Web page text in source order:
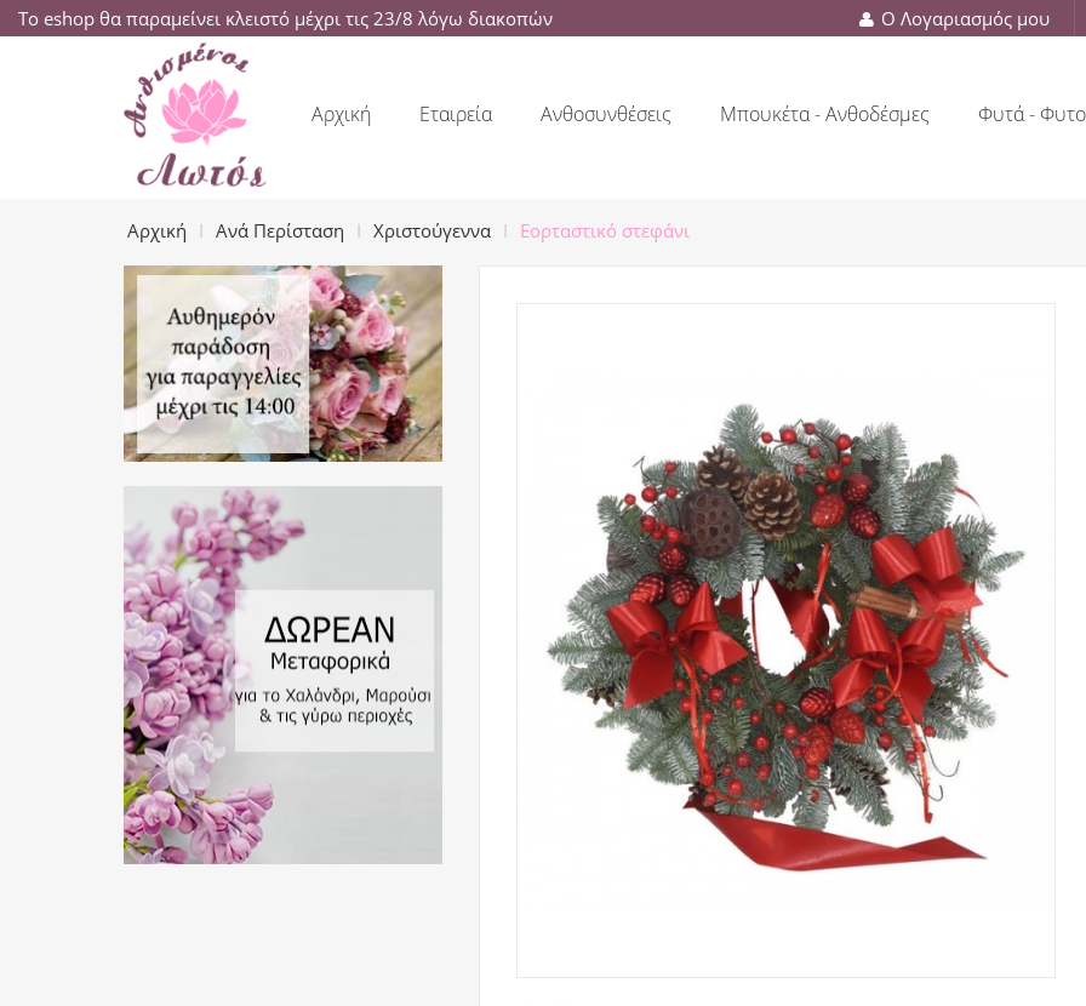
Το eshop θα παραμείνει κλειστό μέχρι τις 23/8 λόγω διακοπών Ο Λογαριασμός μου
Αρχική Εταιρεία Ανθοσυνθέσεις Μπουκέτα - Ανθοδέσμες Φυτά -
Αρχική Ανά Περίσταση Χριστούγεννα Εορταστικό στεφάνι